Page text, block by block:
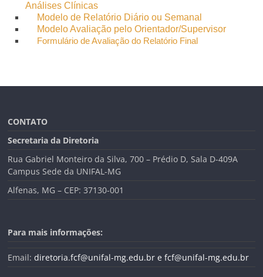
Análises Clínicas
Modelo de Relatório Diário ou Semanal
Modelo Avaliação pelo Orientador/Supervisor
Formulário de Avaliação do Relatório Final
CONTATO
Secretaria da Diretoria
Rua Gabriel Monteiro da Silva, 700 – Prédio D, Sala D-409A
Campus Sede da UNIFAL-MG
Alfenas, MG – CEP: 37130-001
Para mais informações:
Email:diretoria.fcf@unifal-mg.edu.bre fcf@unifal-mg.edu.br